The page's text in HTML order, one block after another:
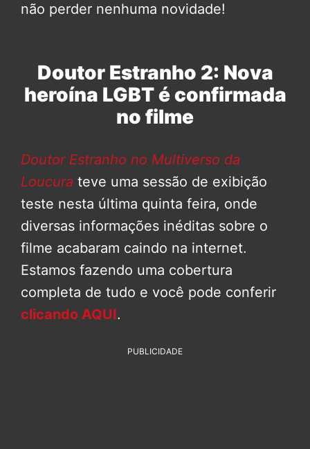
não perder nenhuma novidade!
Doutor Estranho 2: Nova
heroína LGBT é confirmada
no filme
Doutor Estranho no Multiverso da
Loucura teve uma sessão de exibição
teste nesta última quinta feira, onde
diversas informações inéditas sobre o
filme acabaram caindo na internet.
Estamos fazendo uma cobertura
completa de tudo e você pode conferir
clicando AQUI.
PUBLICIDADE